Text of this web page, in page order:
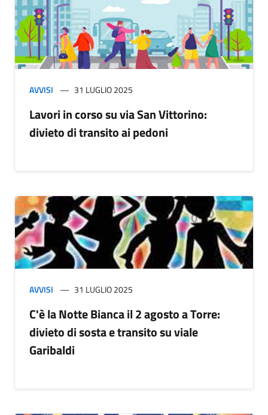
AVVISI 31 LUGLIO 2025
Lavori in corso su via San Vittorino:
divieto di transito ai pedoni
AVVISI 31 LUGLIO 2025
C'è la Notte Bianca il 2 agosto a Torre:
divieto di sosta e transito su viale
Garibaldi